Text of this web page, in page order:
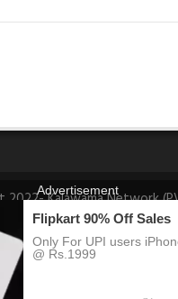
2022- Kalawama Network
Fact-Checking Policy Privacy
Ownership, Funding, and
Policy